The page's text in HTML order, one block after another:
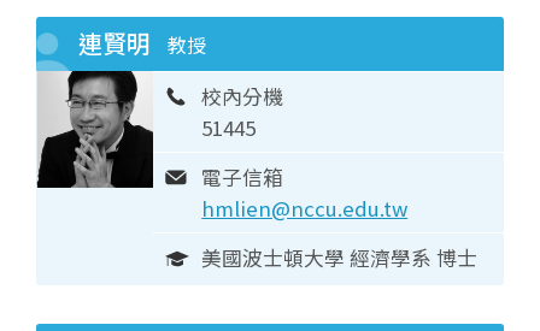
連賢明 教授
校內分機
51445
電子信箱
hmlien@nccu.edu.tw
美國波士頓大學 經濟學系 博士